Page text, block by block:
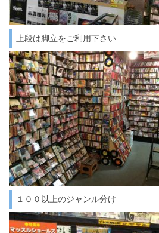
上段は脚立をご利用下さい
１００以上のジャンル分け